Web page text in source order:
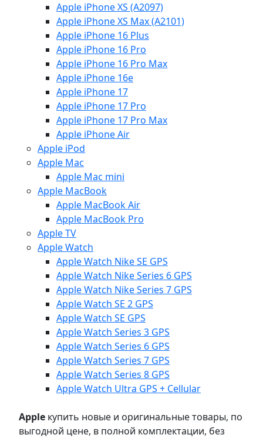
Apple iPhone XS (A2097)
Apple iPhone XS Max (A2101)
Apple iPhone 16 Plus
Apple iPhone 16 Pro
Apple iPhone 16 Pro Max
Apple iPhone 16e
Apple iPhone 17
Apple iPhone 17 Pro
Apple iPhone 17 Pro Max
Apple iPhone Air
Apple iPod
Apple Mac
Apple Mac mini
Apple MacBook
Apple MacBook Air
Apple MacBook Pro
Apple TV
Apple Watch
Apple Watch Nike SE GPS
Apple Watch Nike Series 6 GPS
Apple Watch Nike Series 7 GPS
Apple Watch SE 2 GPS
Apple Watch SE GPS
Apple Watch Series 3 GPS
Apple Watch Series 6 GPS
Apple Watch Series 7 GPS
Apple Watch Series 8 GPS
Apple Watch Ultra GPS + Cellular
Apple купить новые и оригинальные товары, по
выгодной цене, в полной комплектации, без